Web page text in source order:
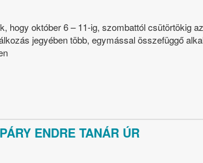
hogy október 6 – 11-ig, szombattól csütörtökig
jegyében több, egymással összefüggő
ENDRE TANÁR ÚR